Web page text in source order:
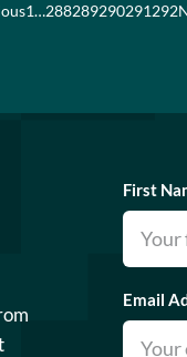
1…288289290291292
First
Email